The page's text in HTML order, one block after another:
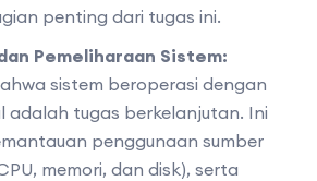
penting dari tugas ini.
Pemeliharaan Sistem:
sistem beroperasi dengan
adalah tugas berkelanjutan. Ini
penggunaan sumber
memori, dan disk), serta